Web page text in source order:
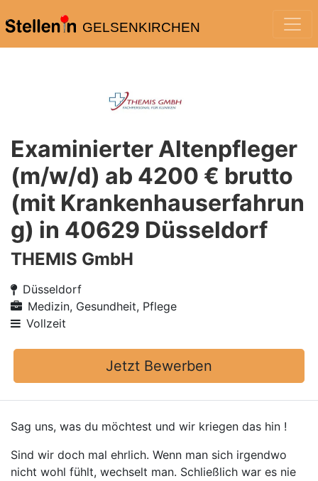
GELSENKIRCHEN
Examinierter Altenpfleger
(m/w/d) ab 4200 € brutto
(mit Krankenhauserfahrun
g) in 40629 Düsseldorf
THEMIS GmbH
Düsseldorf
Medizin, Gesundheit, Pflege
Vollzeit
Jetzt Bewerben
Sag uns, was du möchtest und wir kriegen das hin !
Sind wir doch mal ehrlich. Wenn man sich irgendwo
nicht wohl fühlt, wechselt man. Schließlich war es nie